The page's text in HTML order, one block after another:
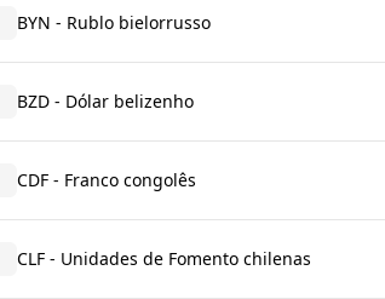
BYN - Rublo bielorrusso
BZD - Dólar belizenho
CDF - Franco congolês
CLF - Unidades de Fomento chilenas